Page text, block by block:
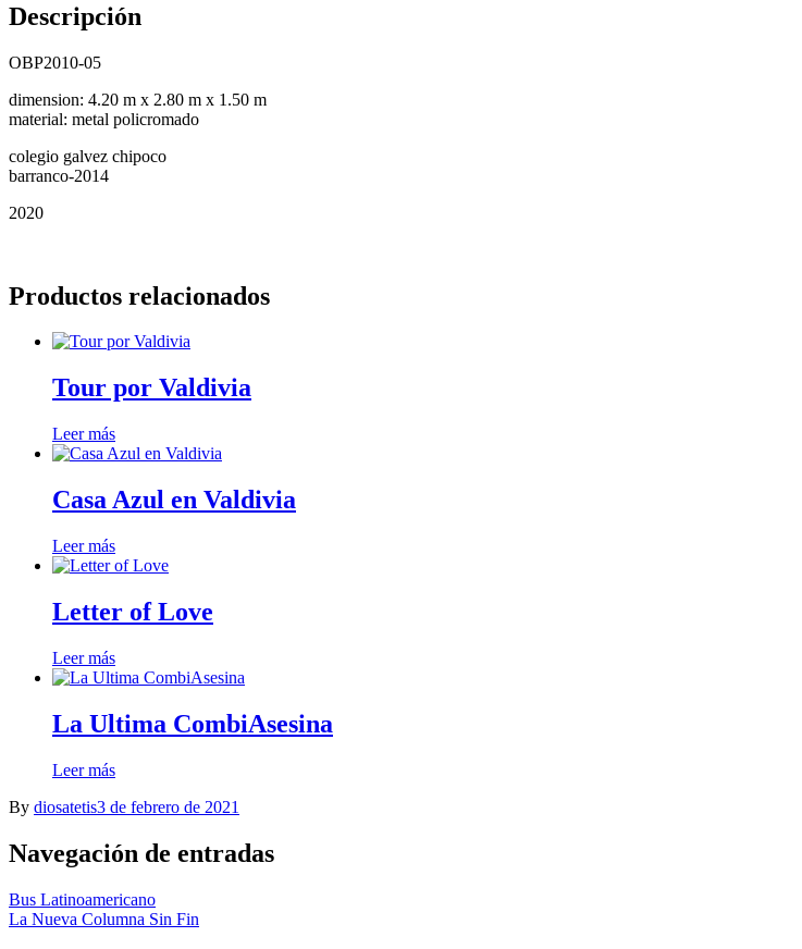
Descripción
OBP2010-05
dimension: 4.20 m x 2.80 m x 1.50 m
material: metal policromado
colegio galvez chipoco
barranco-2014
2020
Productos relacionados
Tour por Valdivia
Leer más
Casa Azul en Valdivia
Leer más
Letter of Love
Leer más
La Ultima CombiAsesina
Leer más
By diosatetis3 de febrero de 2021
Navegación de entradas
Bus Latinoamericano
La Nueva Columna Sin Fin